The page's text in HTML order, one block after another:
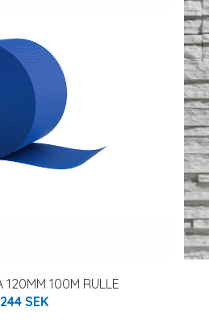
120MM 100M RULLE
244 SEK